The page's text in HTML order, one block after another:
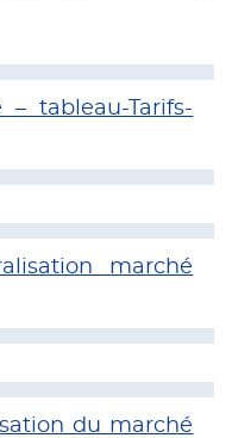
– tableau-Tarifs-
marché
du marché